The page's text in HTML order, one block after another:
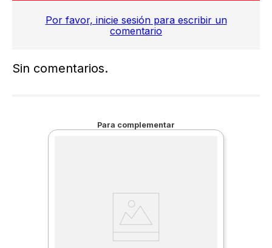
Por favor, inicie sesión para escribir un
comentario
Sin comentarios.
Para complementar